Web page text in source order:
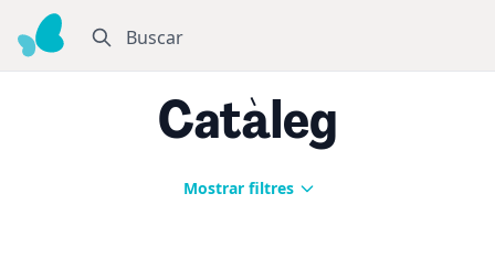
Buscar
Catàleg
Mostrar filtres